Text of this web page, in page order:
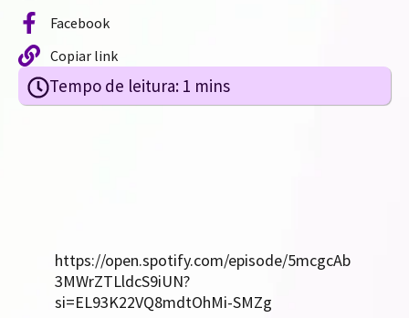
Facebook
Copiar link
https://open.spotify.com/episode/5mcgcAb
3MWrZTLldcS9iUN?
si=EL93K22VQ8mdtOhMi-SMZg